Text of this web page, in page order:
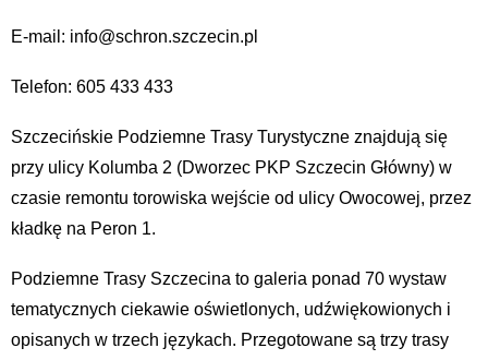
E-mail: info@schron.szczecin.pl
Telefon: 605 433 433
Szczecińskie Podziemne Trasy Turystyczne znajdują się
przy ulicy Kolumba 2 (Dworzec PKP Szczecin Główny) w
czasie remontu torowiska wejście od ulicy Owocowej, przez
kładkę na Peron 1.
Podziemne Trasy Szczecina to galeria ponad 70 wystaw
tematycznych ciekawie oświetlonych, udźwiękowionych i
opisanych w trzech językach. Przegotowane są trzy trasy